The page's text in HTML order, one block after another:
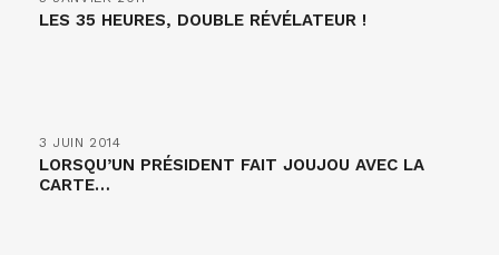
LES 35 HEURES, DOUBLE RÉVÉLATEUR !
3 JUIN 2014
LORSQU’UN PRÉSIDENT FAIT JOUJOU AVEC LA
CARTE…